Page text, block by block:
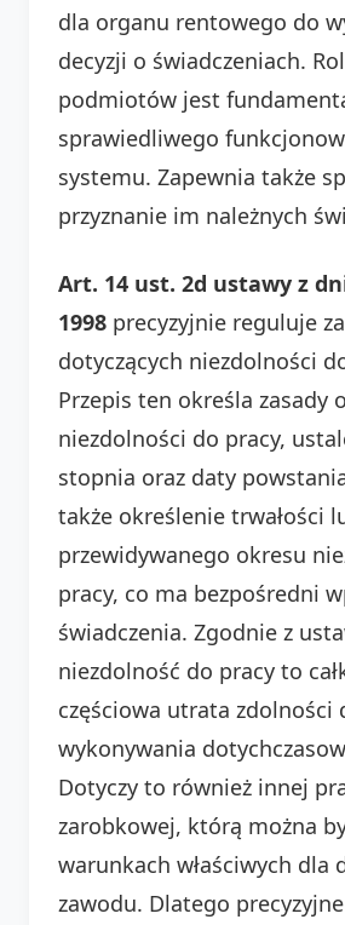
dla organu rentowego do
decyzji o świadczeniach.
podmiotów jest
sprawiedliwego
systemu. Zapewnia także
przyznanie im należnych
Art. 14 ust. 2d ustawy z
1998 precyzyjnie reguluje
dotyczących niezdolności
Przepis ten określa zasady
niezdolności do pracy,
stopnia oraz daty
także określenie trwałości
przewidywanego okresu
pracy, co ma bezpośredni
świadczenia. Zgodnie z
niezdolność do pracy to
częściowa utrata zdolności
wykonywania
Dotyczy to również innej
zarobkowej, którą można
warunkach właściwych dla
zawodu. Dlatego